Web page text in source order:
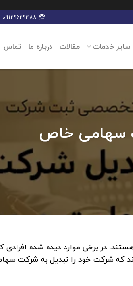
سایر خدمات مقالات درباره ما تماس
سهامی خاص
در برخی موارد دیده شده
که شرکت خود را تبدیل به شرکت